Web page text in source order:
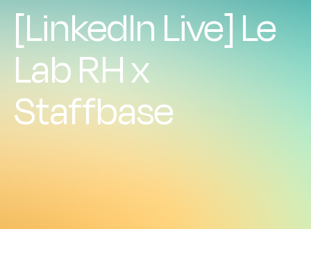
[LinkedIn Live] Le
Lab RH x
Staffbase